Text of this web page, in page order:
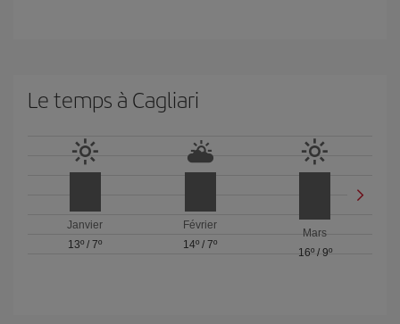
Le temps à Cagliari
Janvier
13º /7º
Février
14º / 7º
Mars
16º/ 9º